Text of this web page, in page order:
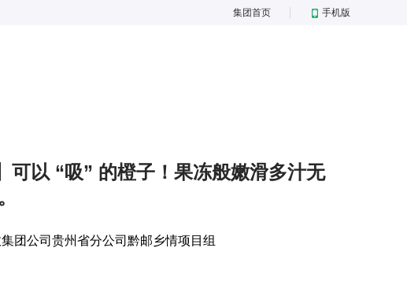
集团首页 手机版
以 “吸” 的橙子！果冻般嫩滑多汁无
团公司贵州省分公司黔邮乡情项目组